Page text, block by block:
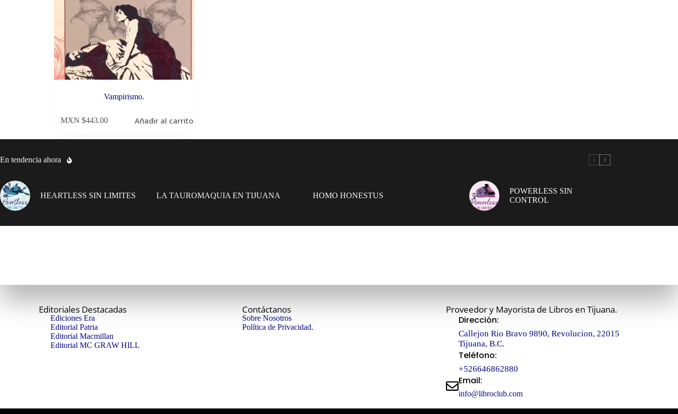
Vampirismo.
MXN $443.00 Añadir al carrito
En tendencia ahora
HEARTLESS SIN LIMITES LA TAUROMAQUIA EN TIJUANA HOMO HONESTUS
POWERLESS SIN
CONTROL
Editoriales Destacadas
Ediciones Era
Editorial Patria
Editorial Macmillan
Editorial MC GRAW HILL
Contáctanos
Sobre Nosotros
Política de Privacidad.
Proveedor y Mayorista de Libros en Tijuana.
Dirección:
Callejon Rio Bravo 9890, Revolucion, 22015
Tijuana, B.C.
Teléfono:
+526646862880
Email:
info@libroclub.com